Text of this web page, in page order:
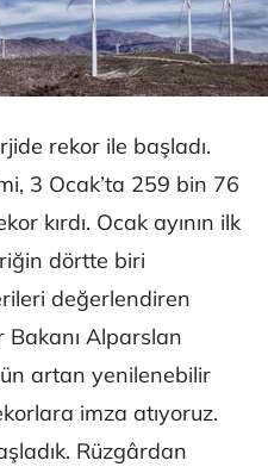
rekor ile başladı.
3 Ocak’ta 259 bin 76
kırdı. Ocak ayının ilk
dörtte biri
değerlendiren
Bakanı Alparslan
artan yenilenebilir
imza atıyoruz.
Rüzgârdan